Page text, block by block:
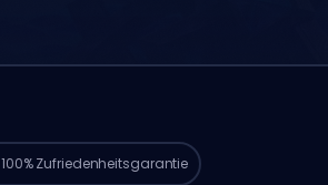
100%Zufriedenheitsgarantie
verfügbar und können deine Bestellung
sofort starten. 🔥